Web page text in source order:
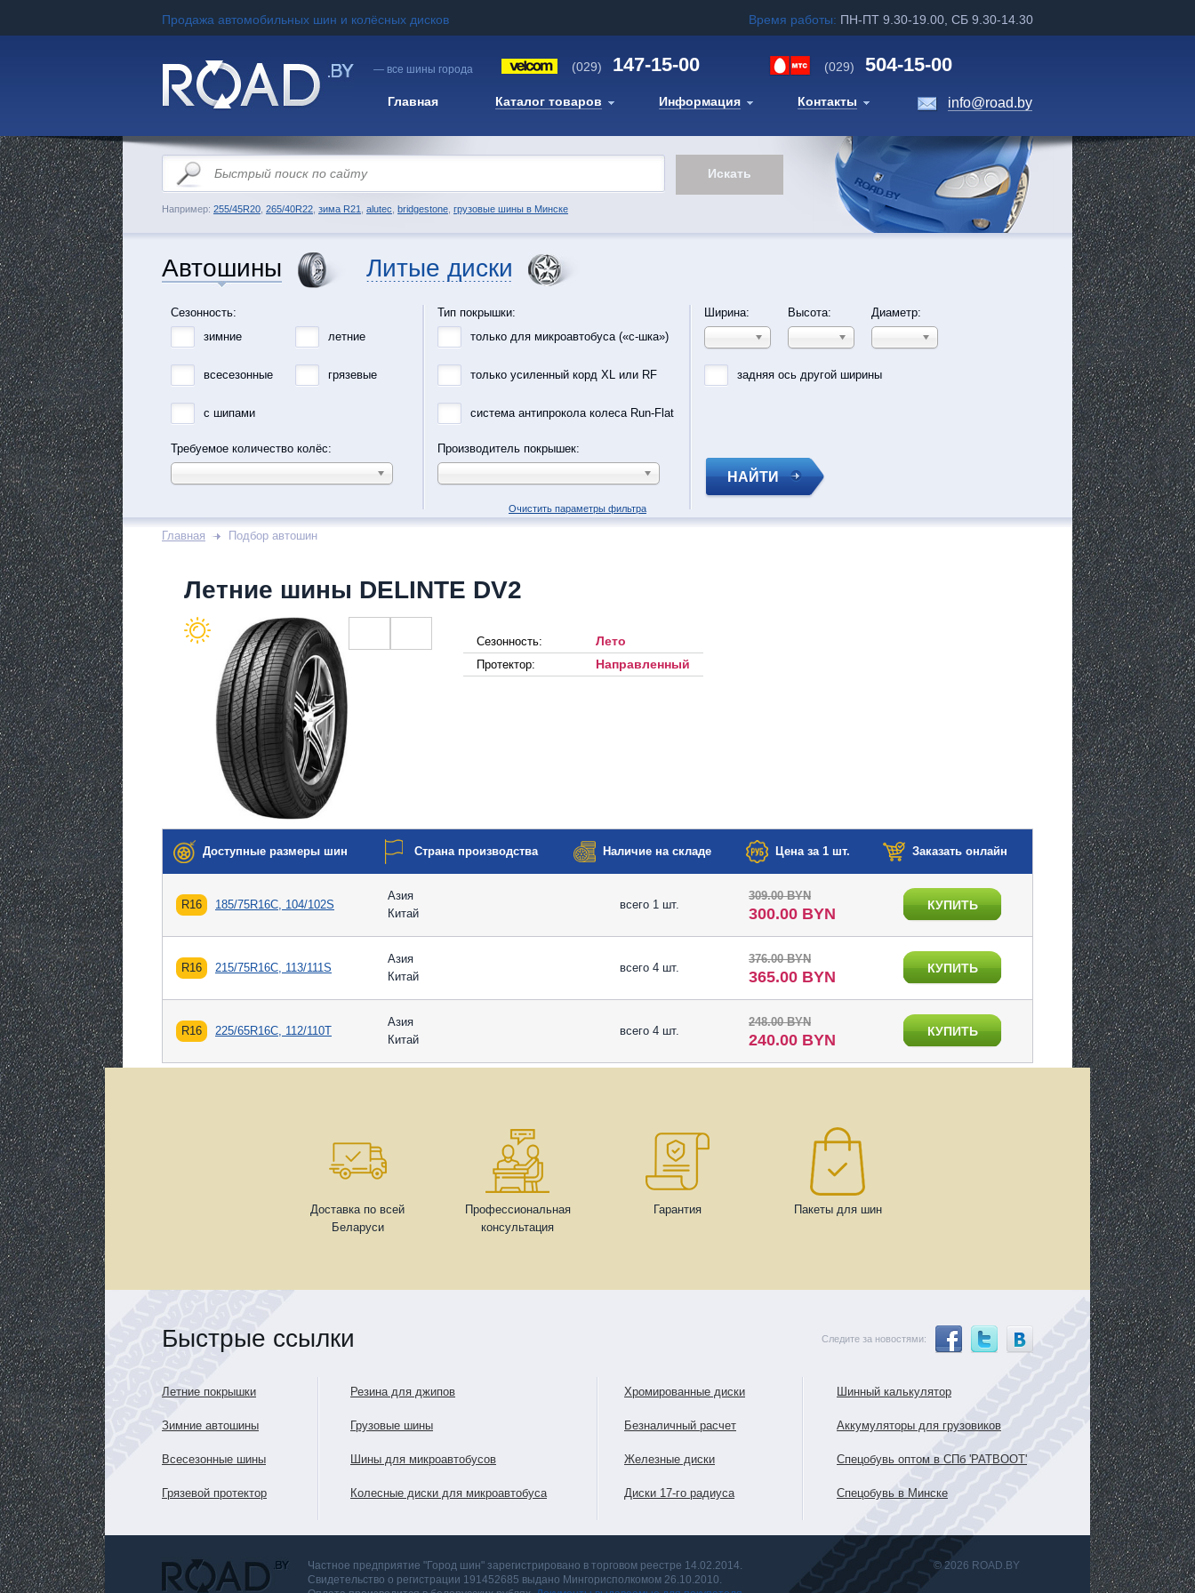
Продажа автомобильных шин и колёсных дисков Время работы: ПН-ПТ 9.30-19.00, СБ 9.30-14.30
— все шины города (029) 147-15-00 (029) 504-15-00
Главная Каталог товаров Информация Контакты info@road.by
Например: 255/45R20 265/40R22 зима R21 alutec bridgestone грузовые шины в Минске
Автошины Литые диски
Сезонность:
зимние
летние
всесезонные грязевые
с шипами
Требуемое количество колёс:
Тип покрышки:
только для микроавтобуса («с-шка»)
только усиленный корд XL или RF
система антипрокола колеса Run-Flat
Производитель покрышек:
Ширина: Высота: Диаметр:
задняя ось другой ширины
НАЙТИ
Очистить параметры фильтра
Главная Подбор автошин
Летние шины DELINTE DV2
Сезонность: Лето
Протектор: Направленный
Доступные размеры шин Страна производства Наличие на складе Цена за 1 шт. Заказать онлайн
R16 185/75R16C, 104/102S
Азия
Китай
всего 1 шт.
309.00 BYN
300.00 BYN КУПИТЬ
R16 215/75R16C, 113/111S
Азия
Китай
всего 4 шт.
376.00 BYN
365.00 BYN КУПИТЬ
R16 225/65R16C, 112/110T
Азия
Китай
всего 4 шт.
248.00 BYN
240.00 BYN КУПИТЬ
Доставка по всей
Беларуси
Профессиональная
консультация
Гарантия Пакеты для шин
Быстрые ссылки Следите за новостями:
Летние покрышки
Зимние автошины
Всесезонные шины
Грязевой протектор
Резина для джипов
Грузовые шины
Шины для микроавтобусов
Колесные диски для микроавтобуса
Хромированные диски
Безналичный расчет
Железные диски
Диски 17-го радиуса
Шинный калькулятор
Аккумуляторы для грузовиков
Спецобувь оптом в СПб 'PATBOOT'
Спецобувь в Минске
Частное предприятие "Город шин" зарегистрировано в торговом реестре 14.02.2014.
Свидетельство о регистрации 191452685 выдано Мингорисполкомом 26.10.2010.
© 2026 ROAD.BY